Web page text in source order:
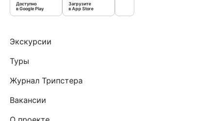
Доступно
в Google Play
Загрузите
в App Store
Экскурсии
Туры
Журнал Трипстера
Вакансии